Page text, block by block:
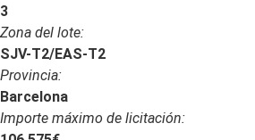
3
Zona del lote:
SJV-T2/EAS-T2
Provincia:
Barcelona
Importe máximo de licitación: